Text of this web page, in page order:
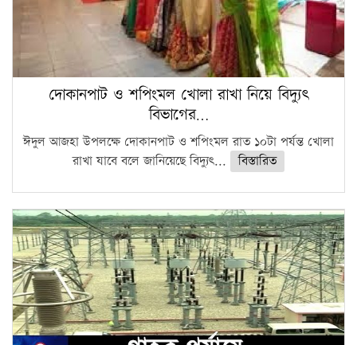
দোকানপাট ও শপিংমল খোলা রাখা নিয়ে বিদ্যুৎ
বিভাগের…
ঈদুল আজহা উপলক্ষে দোকানপাট ও শপিংমল রাত ১০টা পর্যন্ত খোলা
রাখা যাবে বলে জানিয়েছে বিদ্যুৎ...
বিস্তারিত